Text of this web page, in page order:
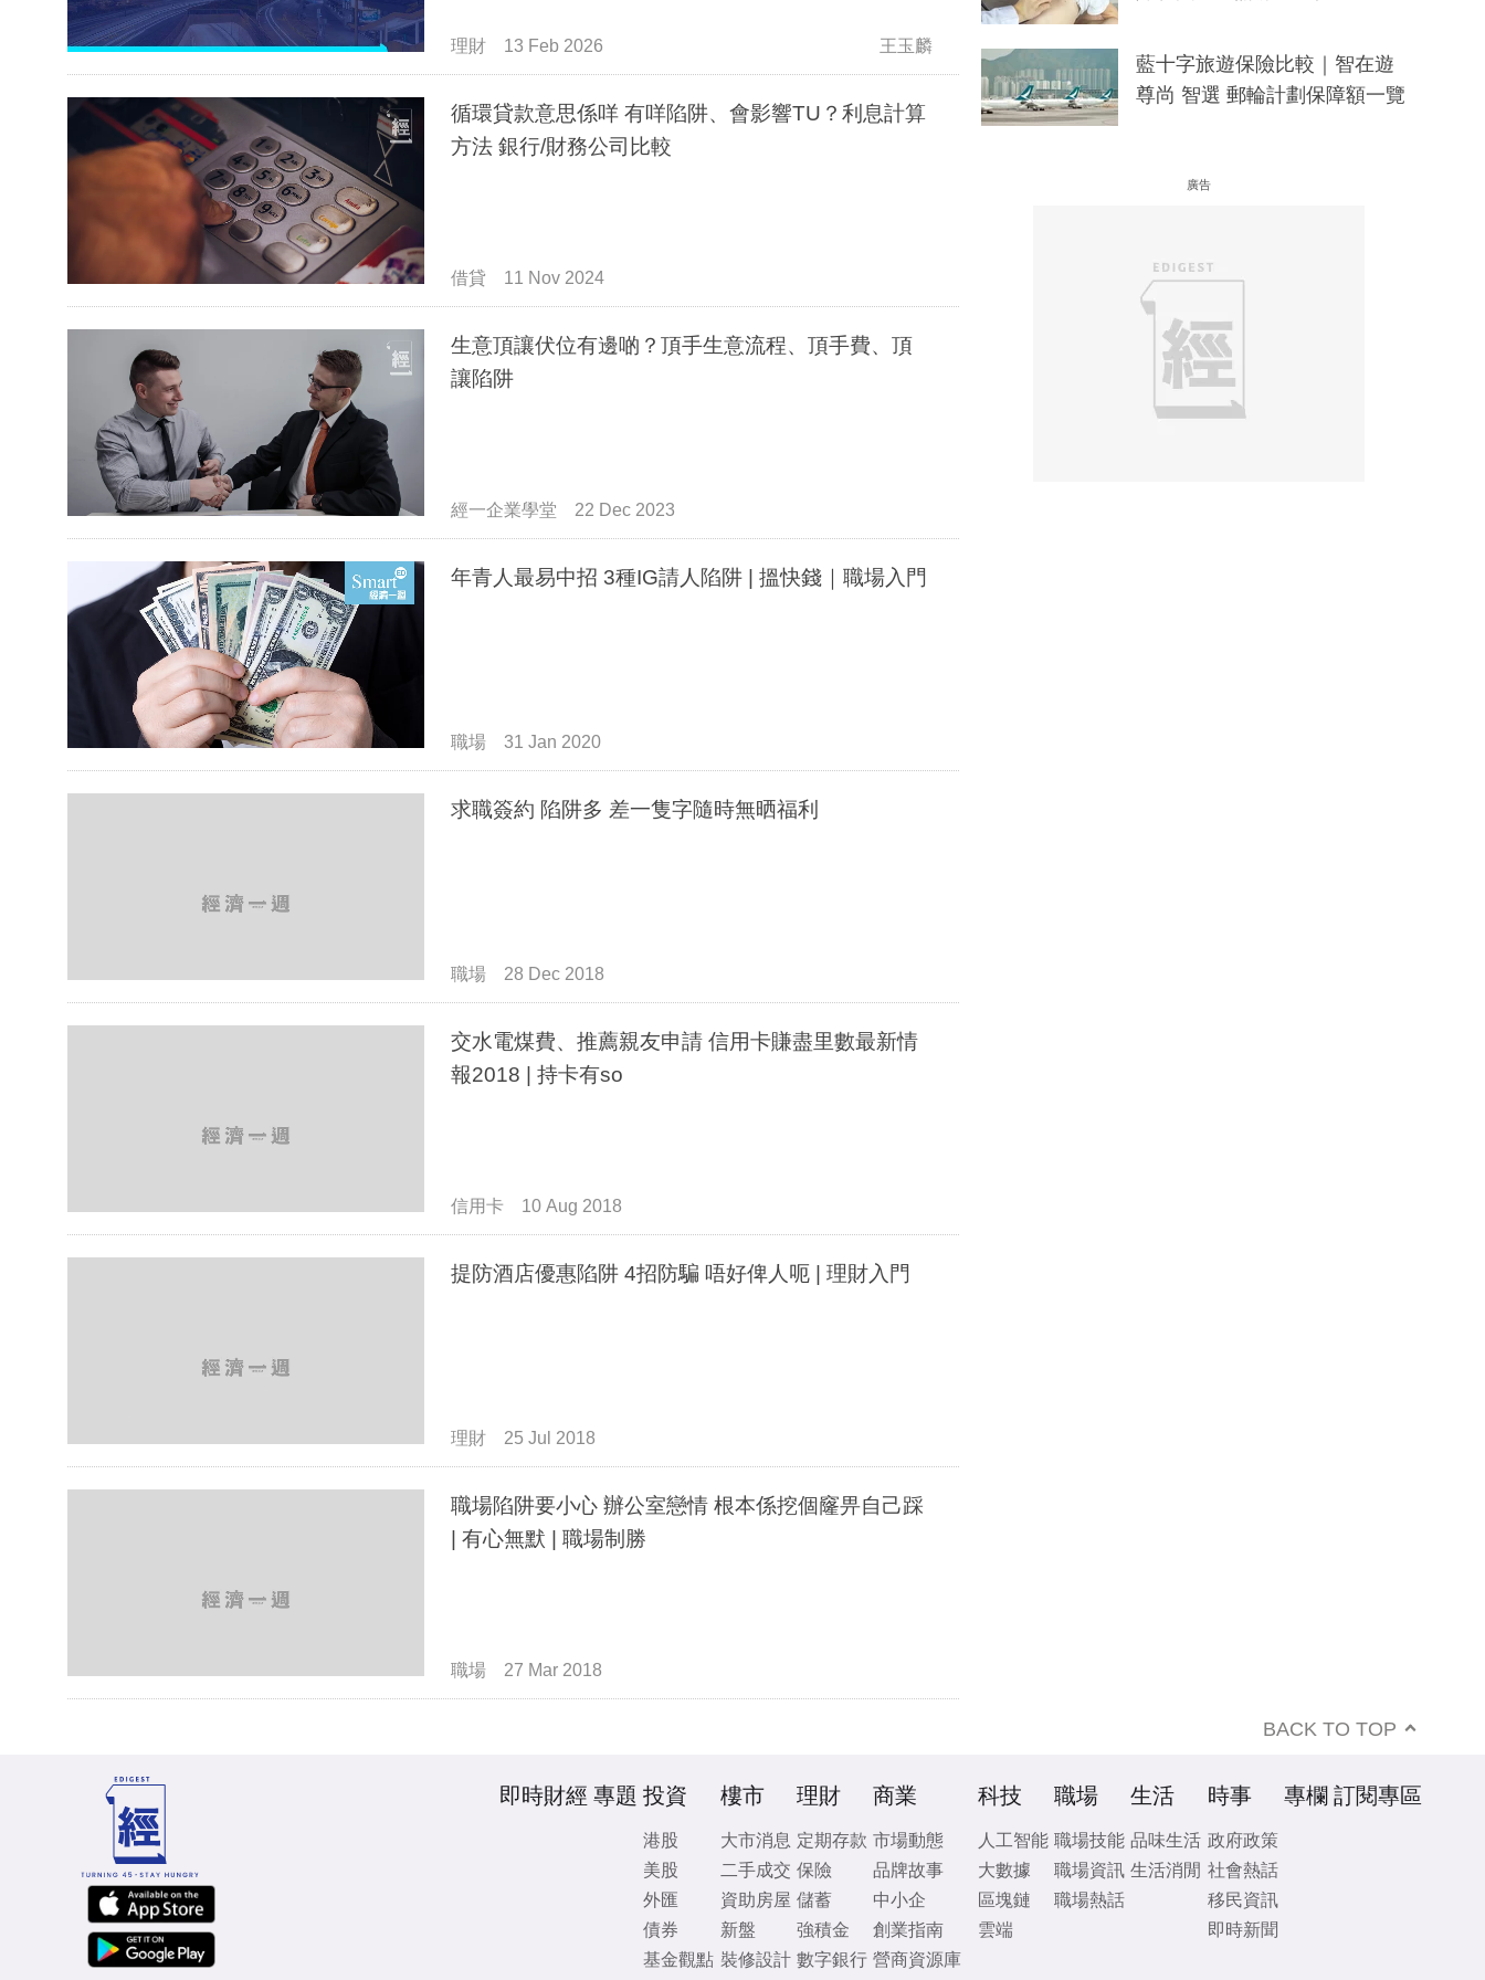
理財 13 Feb 2026 王玉麟
循環貸款意思係咩 有咩陷阱、會影響TU？利息計算
方法 銀行/財務公司比較
借貸 11 Nov 2024
生意頂讓伏位有邊啲？頂手生意流程、頂手費、頂
讓陷阱
經一企業學堂 22 Dec 2023
年青人最易中招 3種IG請人陷阱 | 搵快錢｜職場入門
職場 31 Jan 2020
求職簽約 陷阱多 差一隻字隨時無晒福利
職場 28 Dec 2018
交水電煤費、推薦親友申請 信用卡賺盡里數最新情
報2018 | 持卡有so
信用卡 10 Aug 2018
提防酒店優惠陷阱 4招防騙 唔好俾人呃 | 理財入門
理財 25 Jul 2018
職場陷阱要小心 辦公室戀情 根本係挖個窿畀自己踩
| 有心無默 | 職場制勝
職場 27 Mar 2018
藍十字旅遊保險比較｜智在遊
尊尚 智選 郵輪計劃保障額一覽
廣告
BACK TO TOP
即時財經 專題 投資
港股
美股
外匯
債券
基金觀點
樓市
大市消息
二手成交
資助房屋
新盤
裝修設計
理財
定期存款
保險
儲蓄
強積金
數字銀行
商業
市場動態
品牌故事
中小企
創業指南
營商資源庫
科技
人工智能
大數據
區塊鏈
雲端
職場
職場技能
職場資訊
職場熱話
生活
品味生活
生活消閒
時事
政府政策
社會熱話
移民資訊
即時新聞
專欄 訂閱專區